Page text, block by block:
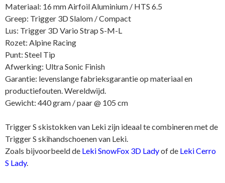
Materiaal: 16 mm Airfoil Aluminium / HTS 6.5
Greep: Trigger 3D Slalom / Compact
Lus: Trigger 3D Vario Strap S-M-L
Rozet: Alpine Racing
Punt: Steel Tip
Afwerking: Ultra Sonic Finish
Garantie: levenslange fabrieksgarantie op materiaal en
productiefouten. Wereldwijd.
Gewicht: 440 gram / paar @ 105 cm
Trigger S skistokken van Leki zijn ideaal te combineren met de
Trigger S skihandschoenen van Leki.
Zoals bijvoorbeeld de Leki SnowFox 3D Ladyof de Leki Cerro
S Lady.